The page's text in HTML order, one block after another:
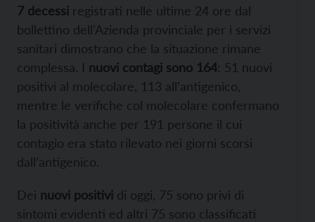
7 decessi registrati nelle ultime 24 ore dal
bollettino dell’Azienda provinciale per i servizi
sanitari dimostrano che la situazione rimane
complessa. I nuovi contagi sono 164: 51 nuovi
positivi al molecolare, 113 all’antigenico,
mentre le verifiche col molecolare confermano
la positività anche per 191 persone il cui
contagio era stato rilevato nei giorni scorsi
dall’antigenico.
Dei nuovi positivi di oggi, 75 sono privi di
sintomi evidenti ed altri 75 sono classificati